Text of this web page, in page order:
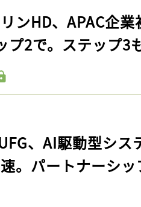
リンHD、APAC企
プ2で。ステップ3
、AI駆動型シ
。パートナーシ